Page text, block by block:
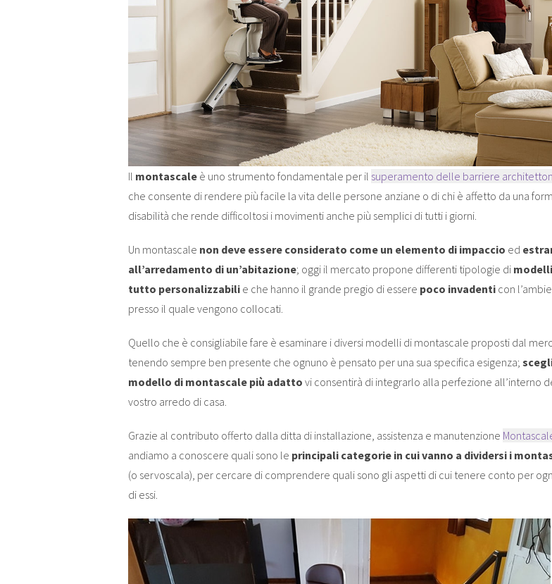
Il montascale è uno strumento fondamentale per il superamento delle barriere
che consente di rendere più facile la vita delle persone anziane o di chi è affetto da una
disabilità che rende difficoltosi i movimenti anche più semplici di tutti i giorni.
Un montascale non deve essere considerato come un elemento di impaccio ed
all’arredamento di un’abitazione; oggi il mercato propone differenti tipologie di
tutto personalizzabili e che hanno il grande pregio di essere poco invadenti con
presso il quale vengono collocati.
Quello che è consigliabile fare è esaminare i diversi modelli di montascale proposti dal
tenendo sempre ben presente che ognuno è pensato per una sua specifica esigenza;
modello di montascale più adatto vi consentirà di integrarlo alla perfezione all’interno
vostro arredo di casa.
Grazie al contributo offerto dalla ditta di installazione, assistenza e manutenzione
andiamo a conoscere quali sono le principali categorie in cui vanno a dividersi i
(o servoscala), per cercare di comprendere quali sono gli aspetti di cui tenere conto per
di essi.